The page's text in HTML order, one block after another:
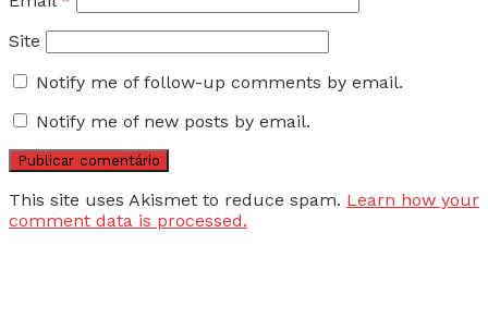
Site
Notify me of follow-up comments by email.
Notify me of new posts by email.
This site uses Akismet to reduce spam. Learn how your
comment data is processed.